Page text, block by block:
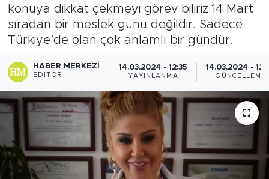
konuya dikkat çekmeyi görev biliriz.14 Mart
sıradan bir meslek günü değildir. Sadece
Türkiye’de olan çok anlamlı bir gündür.
HABER MERKEZI
EDITÖR
14.03.2024 - 12:35
YAYINLANMA
14.03.2024 -
GÜNCELLEME
Haber Arşivi